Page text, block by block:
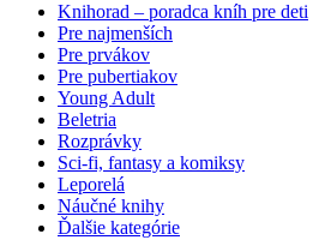
Knihorad – poradca kníh pre deti
Pre najmenších
Pre prvákov
Pre pubertiakov
Young Adult
Beletria
Rozprávky
Sci-fi, fantasy a komiksy
Leporelá
Náučné knihy
Ďalšie kategórie